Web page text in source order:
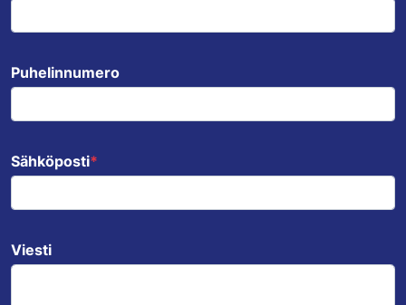
Puhelinnumero
Sähköposti*
Viesti